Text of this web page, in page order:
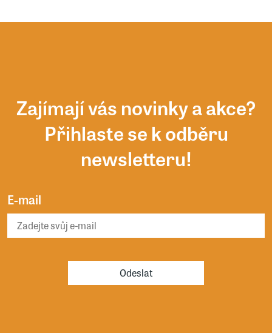
Zajímají vás novinky a akce?
Přihlaste se k odběru
newsletteru!
E-mail
Odeslat